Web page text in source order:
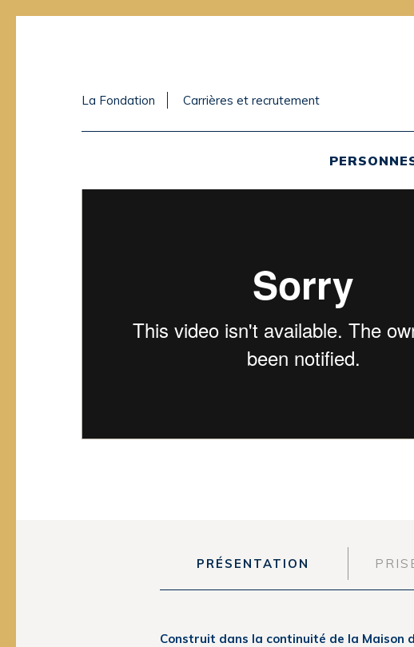
La Fondation Carrières et recrutement
PRÉSENTATION
Construit dans la continuité de la Maison